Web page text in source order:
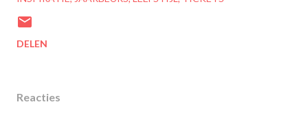
DELEN
Reacties